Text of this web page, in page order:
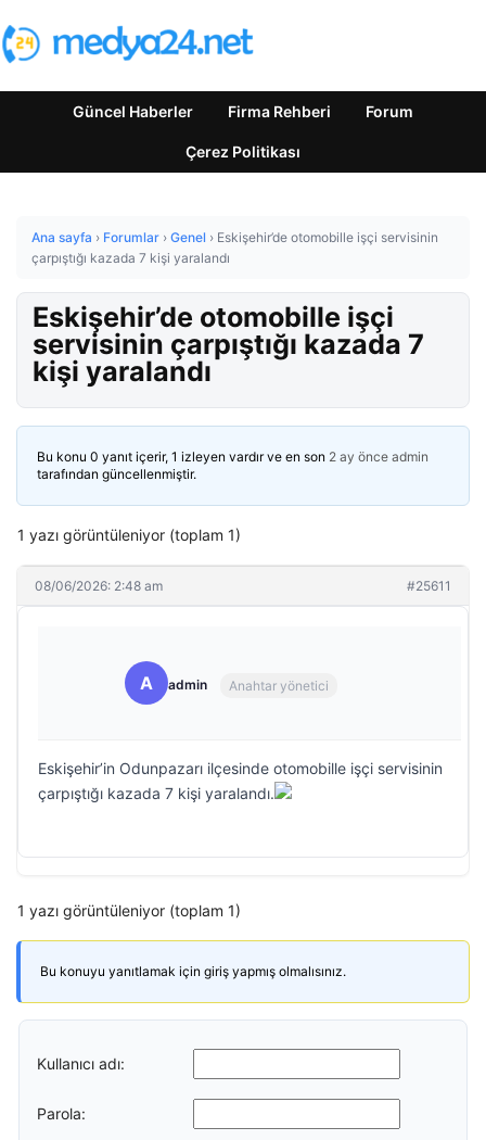
Güncel Haberler Firma Rehberi Forum
Çerez Politikası
Ana sayfa › Forumlar › Genel › Eskişehir’de otomobille işçi servisinin
çarpıştığı kazada 7 kişi yaralandı
Eskişehir’de otomobille işçi
servisinin çarpıştığı kazada 7
kişi yaralandı
Bu konu 0 yanıt içerir, 1 izleyen vardır ve en son 2 ay önce admin
tarafından güncellenmiştir.
1 yazı görüntüleniyor (toplam 1)
08/06/2026: 2:48 am #25611
A admin Anahtar yönetici
Eskişehir’in Odunpazarı ilçesinde otomobille işçi servisinin
çarpıştığı kazada 7 kişi yaralandı.
1 yazı görüntüleniyor (toplam 1)
Bu konuyu yanıtlamak için giriş yapmış olmalısınız.
Kullanıcı adı:
Parola: